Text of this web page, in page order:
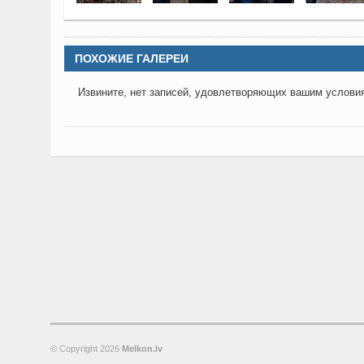
ПОХОЖИЕ ГАЛЕРЕИ
Извините, нет записей, удовлетворяющих вашим
© Copyright 2026 Melkon.lv